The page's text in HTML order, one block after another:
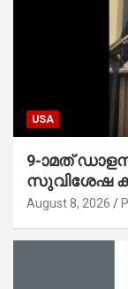
USA
9-ാമത് ഡാളസ് കെ ഇ സി എഫ്
സുവിശേഷ
August 8, 2026